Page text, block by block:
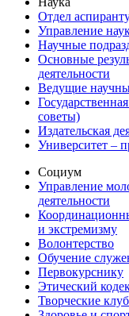
Отдел
Управление
Научные
Основные
деятельности
Ведущие
советы)
Издательская
Университет –
Социум
Управление
деятельности
и экстремизму
Волонтерство
Обучение
Первокурснику
Этический
Творческие